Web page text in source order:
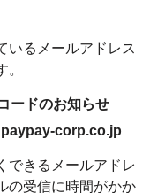
いるメールアドレス
ードのお知らせ
corp.co.jp
できるメールアドレ
の受信に時間がかか